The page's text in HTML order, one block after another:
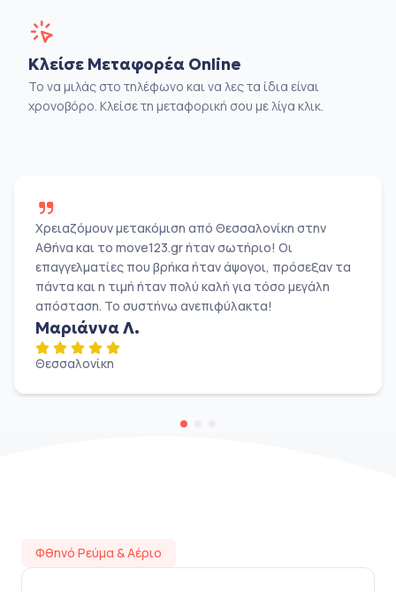
Κλείσε Μεταφορέα Online
Το να μιλάς στο τηλέφωνο και να λες τα ίδια είναι
χρονοβόρο. Κλείσε τη μεταφορική σου με λίγα κλικ.
Χρειαζόμουν μετακόμιση από Θεσσαλονίκη στην
Αθήνα και το move123.gr ήταν σωτήριο! Οι
επαγγελματίες που βρήκα ήταν άψογοι, πρόσεξαν τα
πάντα και η τιμή ήταν πολύ καλή για τόσο μεγάλη
απόσταση. Το συστήνω ανεπιφύλακτα!
Μαριάννα Λ.
Θεσσαλονίκη
Φθηνό Ρεύμα & Αέριο